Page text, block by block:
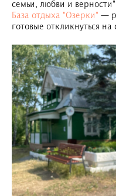
семьи, любви и
База отдыха "Озерки" —
готовые откликнуться